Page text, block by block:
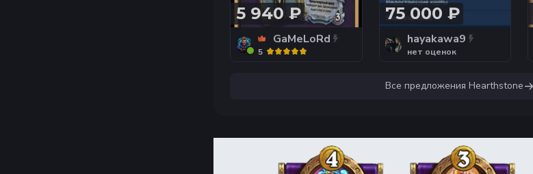
5 940 ₽
GaMeLoRd
5
75 000 ₽
hayakawa9
нет оценок
Все предложения Hearthstone